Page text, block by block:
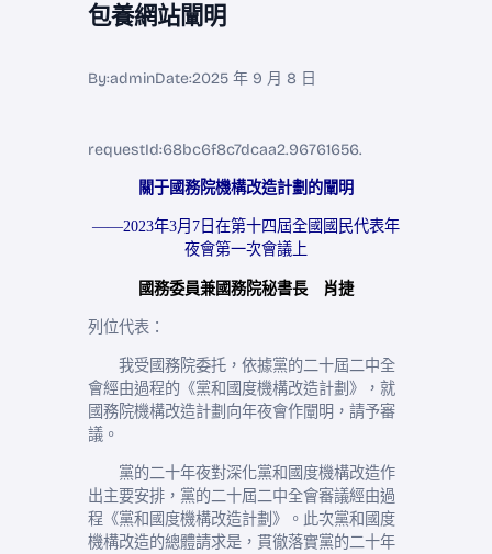
包養網站闡明
By:adminDate:2025 年 9 月 8 日
requestId:68bc6f8c7dcaa2.96761656.
關于國務院機構改造計劃的闡明
——2023年3月7日在第十四屆全國國民代表年
夜會第一次會議上
國務委員兼國務院秘書長 肖捷
列位代表：
我受國務院委托，依據黨的二十屆二中全
會經由過程的《黨和國度機構改造計劃》，就
國務院機構改造計劃向年夜會作闡明，請予審
議。
黨的二十年夜對深化黨和國度機構改造作
出主要安排，黨的二十屆二中全會審議經由過
程《黨和國度機構改造計劃》。此次黨和國度
機構改造的總體請求是，貫徹落實黨的二十年